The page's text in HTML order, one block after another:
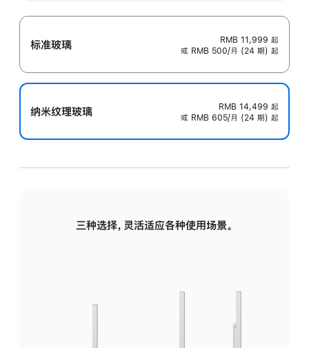
标准玻璃 RMB 11,999 起
或 RMB 500/月 (24 期) 起
纳米纹理玻璃 RMB 14,499 起
或 RMB 605/月 (24 期) 起
三种选择，灵活适应各种使用场景。